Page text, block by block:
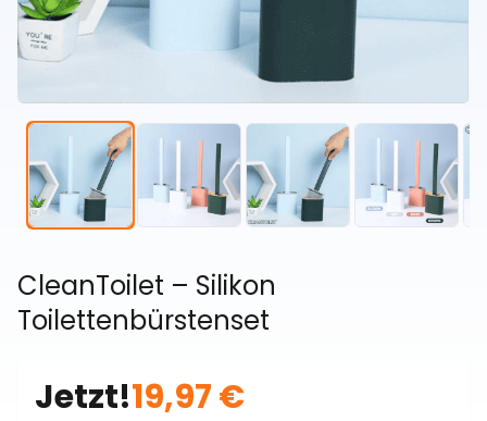
CleanToilet – Silikon
Toilettenbürstenset
Jetzt!19,97 €